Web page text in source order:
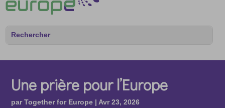
Une prière pour l’Europe
parTogether for Europe | Avr 23, 2026